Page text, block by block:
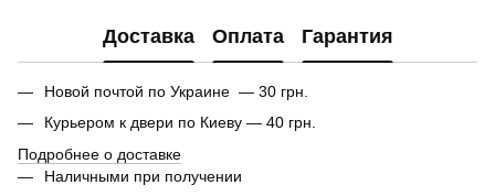
Доставка Оплата Гарантия
Новой почтой по Украине — 30 грн.
Курьером к двери по Киеву — 40 грн.
Подробнее о доставке
Наличными при получении